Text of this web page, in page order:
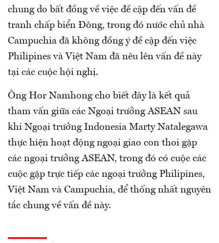
chung do bất đồng về việc đề cập đến vấn đề
tranh chấp biển Đông, trong đó nước chủ nhà
Campuchia đã không đồng ý đề cập đến việc
Philipines và Việt Nam đã nêu lên vấn đề này
tại các cuộc hội nghị.
Ông Hor Namhong cho biết đây là kết quả
tham vấn giữa các Ngoại trưởng ASEAN sau
khi Ngoại trưởng Indonesia Marty Natalegawa
thực hiện hoạt động ngoại giao con thoi gặp
các ngoại trưởng ASEAN, trong đó có cuộc các
cuộc gặp trực tiếp các ngoại trưởng Philipines,
Việt Nam và Campuchia, để thống nhất nguyên
tắc chung về vấn đề này.